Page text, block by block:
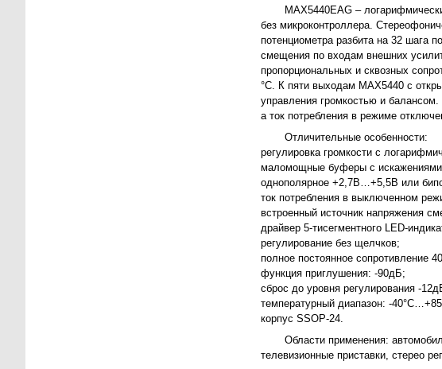
MAX5440EAG –
без микроконтроллера.
потенциометра разбита на 32 шага
смещения по входам внешних
пропорциональных и сквозных
°C. К пяти выходам MAX5440 с
управления громкостью и
а ток потребления в режиме
Отличительные особенности:
регулировка громкости с
маломощные буферы с
однополярное +2,7В…+5,5В или
ток потребления в выключенном
встроенный источник напряжения
драйвер 5-тисегментного LED-
регулирование без щелчков;
полное постоянное сопротивление
функция приглушения: -90дБ;
сброс до уровня регулирования -
температурный диапазон: -
корпус SSOP-24.
Области применения:
телевизионные приставки, стерео